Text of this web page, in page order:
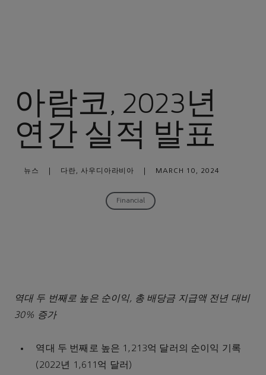
아람코, 2023년
연간 실적 발표
뉴스 다란, 사우디아라비아 MARCH 10, 2024
Financial
역대 두 번째로 높은 순이익, 총 배당금 지급액 전년 대비
30% 증가
역대 두 번째로 높은 1,213억 달러의 순이익 기록
(2022년 1,611억 달러)